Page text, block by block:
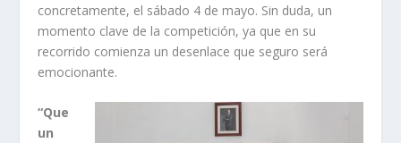
concretamente, el sábado 4 de mayo. Sin duda, un
momento clave de la competición, ya que en su
recorrido comienza un desenlace que seguro será
emocionante.
“Que
un